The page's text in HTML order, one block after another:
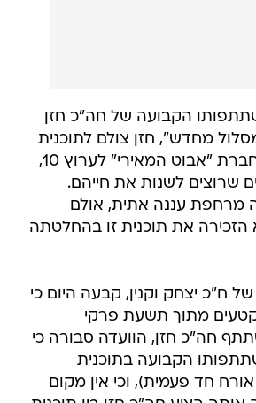
הקבועה של חה"כ חזן
מחדש", חזן צולם לתוכנית
ריאליטי שמפיקה חברת "אבוט המאירי" לערוץ 10,
שרוצים לשנות את חייהם.
מרחפת עננה אתית, אולם
את תוכנית זו בהחלטתה
ח"כ יצחק וקנין, קבעה היום כי
מתוך תשעת פרקי
חה"כ חזן, הוועדה סבורה כי
הקבועה בתוכנית
חד פעמית), וכי אין מקום